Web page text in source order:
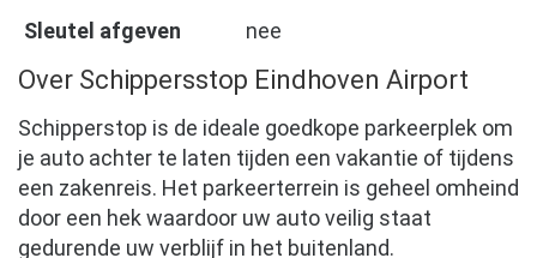
Sleutel afgeven
nee
Over Schippersstop Eindhoven Airport
Schipperstop is de ideale goedkope parkeerplek om
je auto achter te laten tijden een vakantie of tijdens
een zakenreis. Het parkeerterrein is geheel omheind
door een hek waardoor uw auto veilig staat
gedurende uw verblijf in het buitenland.